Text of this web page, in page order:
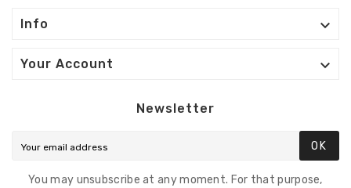
Info 
Your Account 
Newsletter
OK
You may unsubscribe at any moment. For that purpose,